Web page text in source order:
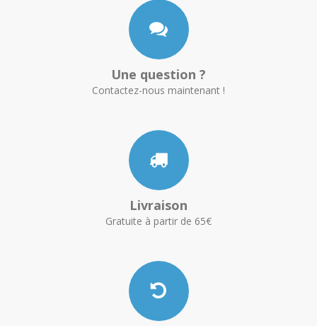
Une question ?
Contactez-nous maintenant !
Livraison
Gratuite à partir de 65€